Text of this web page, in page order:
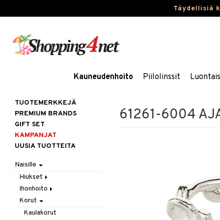
Täydellisiä
Kauneudenhoito Piilolinssit
61261-6004
TUOTEMERKKEJÄ
PREMIUM BRANDS
GIFT SET
KAMPANJAT
UUSIA TUOTTEITA
Naisille
Hiukset
Gift Set
Harjat / Kammat
Hiuskuurit
Ihonhoito
Aurinkotuotteet
Erikoistuotteet
Korut
Kaulakorut